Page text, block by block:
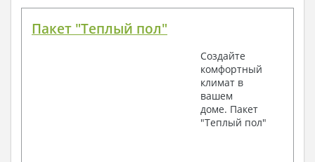
Пакет "Теплый пол"
Создайте
комфортный
климат в
вашем
доме. Пакет
"Теплый пол"